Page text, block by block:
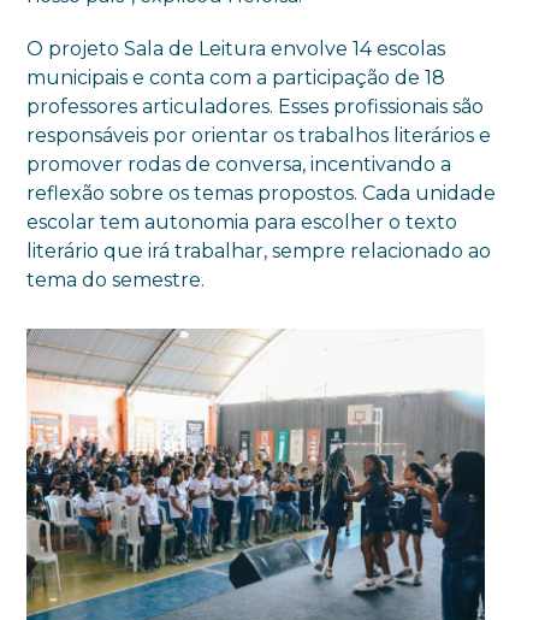
O projeto Sala de Leitura envolve 14 escolas
municipais e conta com a participação de 18
professores articuladores. Esses profissionais são
responsáveis por orientar os trabalhos literários e
promover rodas de conversa, incentivando a
reflexão sobre os temas propostos. Cada unidade
escolar tem autonomia para escolher o texto
literário que irá trabalhar, sempre relacionado ao
tema do semestre.